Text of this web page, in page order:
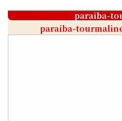
paraiba-
paraiba-